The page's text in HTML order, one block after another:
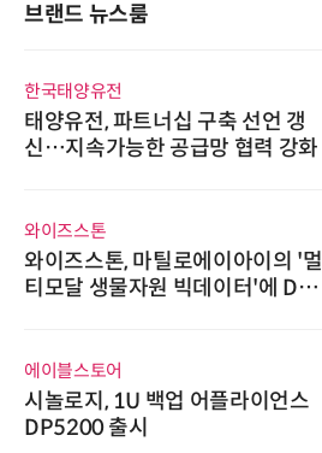
브랜드 뉴스룸
한국태양유전
태양유전, 파트너십 구축 선언 갱
신…지속가능한 공급망 협력 강화
와이즈스톤
와이즈스톤, 마틸로에이아이의 '멀
티모달 생물자원 빅데이터'에 DQ
에이블스토어
시놀로지, 1U 백업 어플라이언스
DP5200 출시